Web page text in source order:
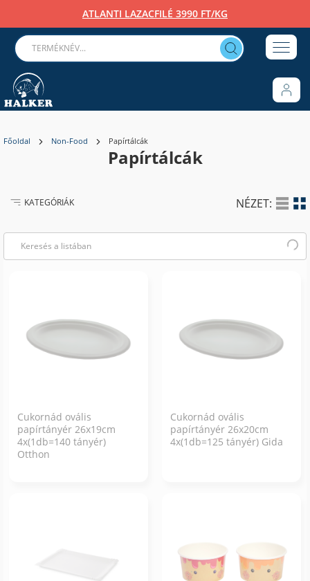
ATLANTI LAZACFILÉ 3990 FT/KG
Főoldal Non-Food Papírtálcák
Papírtálcák
KATEGÓRIÁK NÉZET:
Cukornád ovális
papírtányér 26x19cm
4x(1db=140 tányér)
Otthon
Cukornád ovális
papírtányér 26x20cm
4x(1db=125 tányér) Gida